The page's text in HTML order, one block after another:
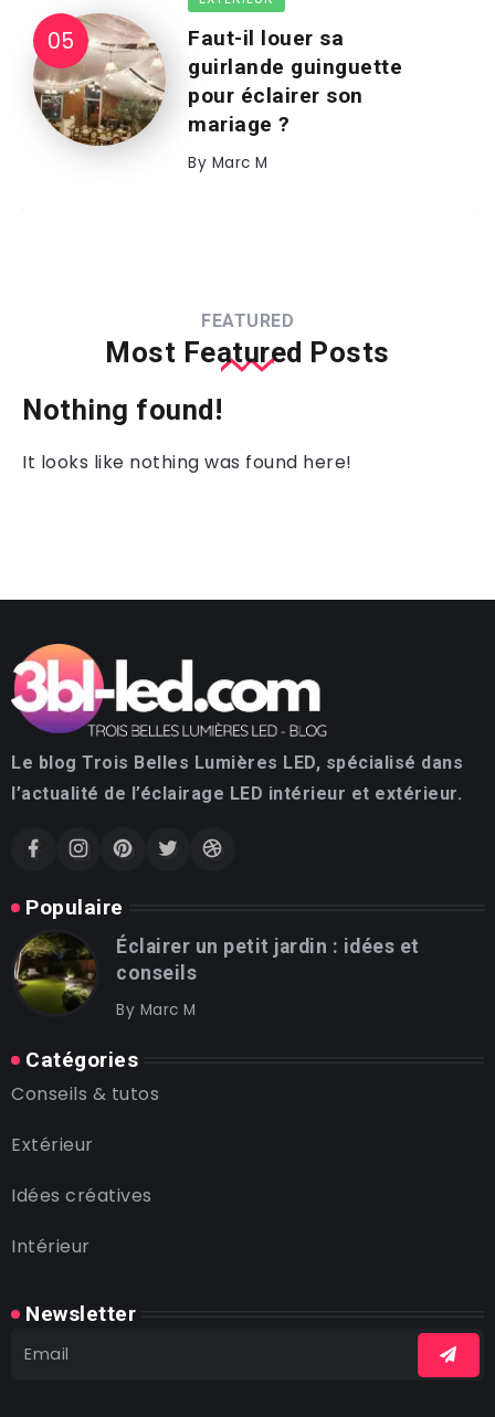
Faut-il louer sa
guirlande guinguette
pour éclairer son
mariage ?
By Marc M
Most Featured Posts
FEATURED
Nothing found!
It looks like nothing was found here!
Le blog Trois Belles Lumières LED, spécialisé dans
l’actualité de l’éclairage LED intérieur et extérieur.
Populaire
Éclairer un petit jardin : idées et
conseils
By Marc M
Catégories
Conseils & tutos
Extérieur
Idées créatives
Intérieur
Newsletter